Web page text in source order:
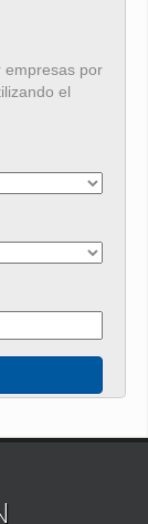
empresas por
el